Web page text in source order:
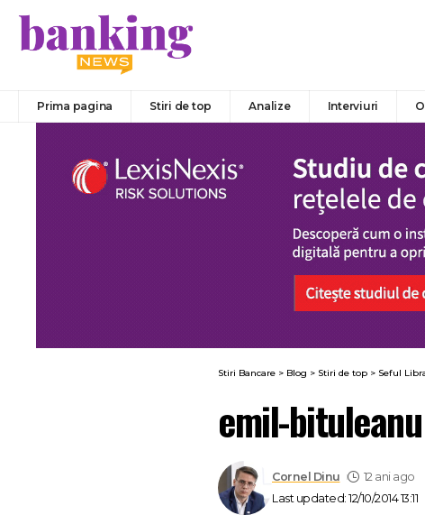
Prima pagina Stiri de top Analize Interviuri
Stiri Bancare > Blog > Stiri de top > Seful
emil-bituleanu
Last updated: 12/10/2014 13:11
Cornel Dinu 12 ani ago